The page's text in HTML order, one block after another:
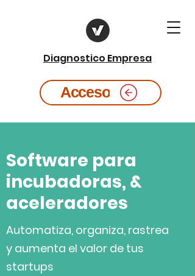
Diagnostico Empresa
Acceso
Software para
incubadoras, &
aceleradores
Automatiza, organiza, rastrea
y aumenta el valor de tus
startups